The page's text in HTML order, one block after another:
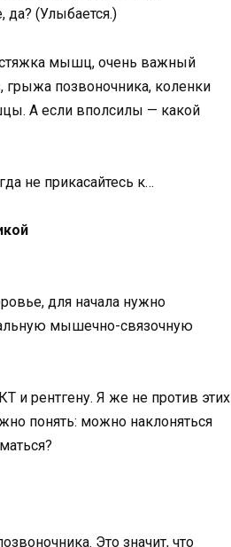
да? (Улыбается.)
мышц, очень важный
грыжа позвоночника, коленки
А если вполсилы — какой
для начала нужно
мышечно-связочную
и рентгену. Я же не против этих
понять: можно наклоняться
Это значит, что